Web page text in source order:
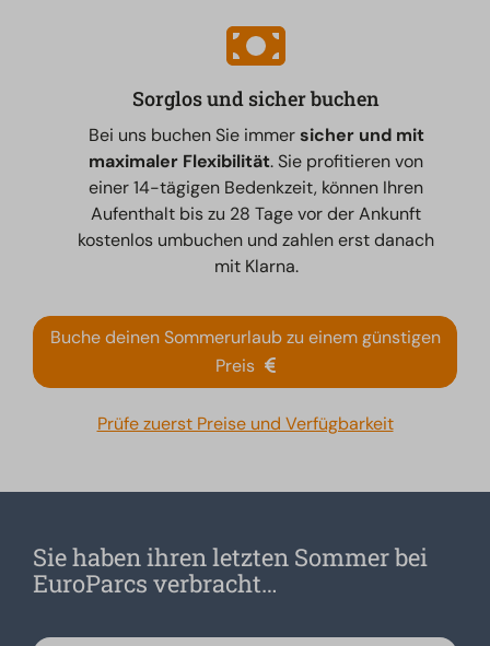
Sorglos und sicher buchen
Bei uns buchen Sie immersicher und mit
maximaler Flexibilität. Sie profitieren von
einer 14-tägigen Bedenkzeit, können Ihren
Aufenthalt bis zu 28 Tage vor der Ankunft
kostenlos umbuchen und zahlen erst danach
mit Klarna.
Buche deinen Sommerurlaub zu einem günstigen
Preis
Prüfe zuerst Preise und Verfügbarkeit
Sie haben ihren letzten Sommer bei
EuroParcs verbracht…